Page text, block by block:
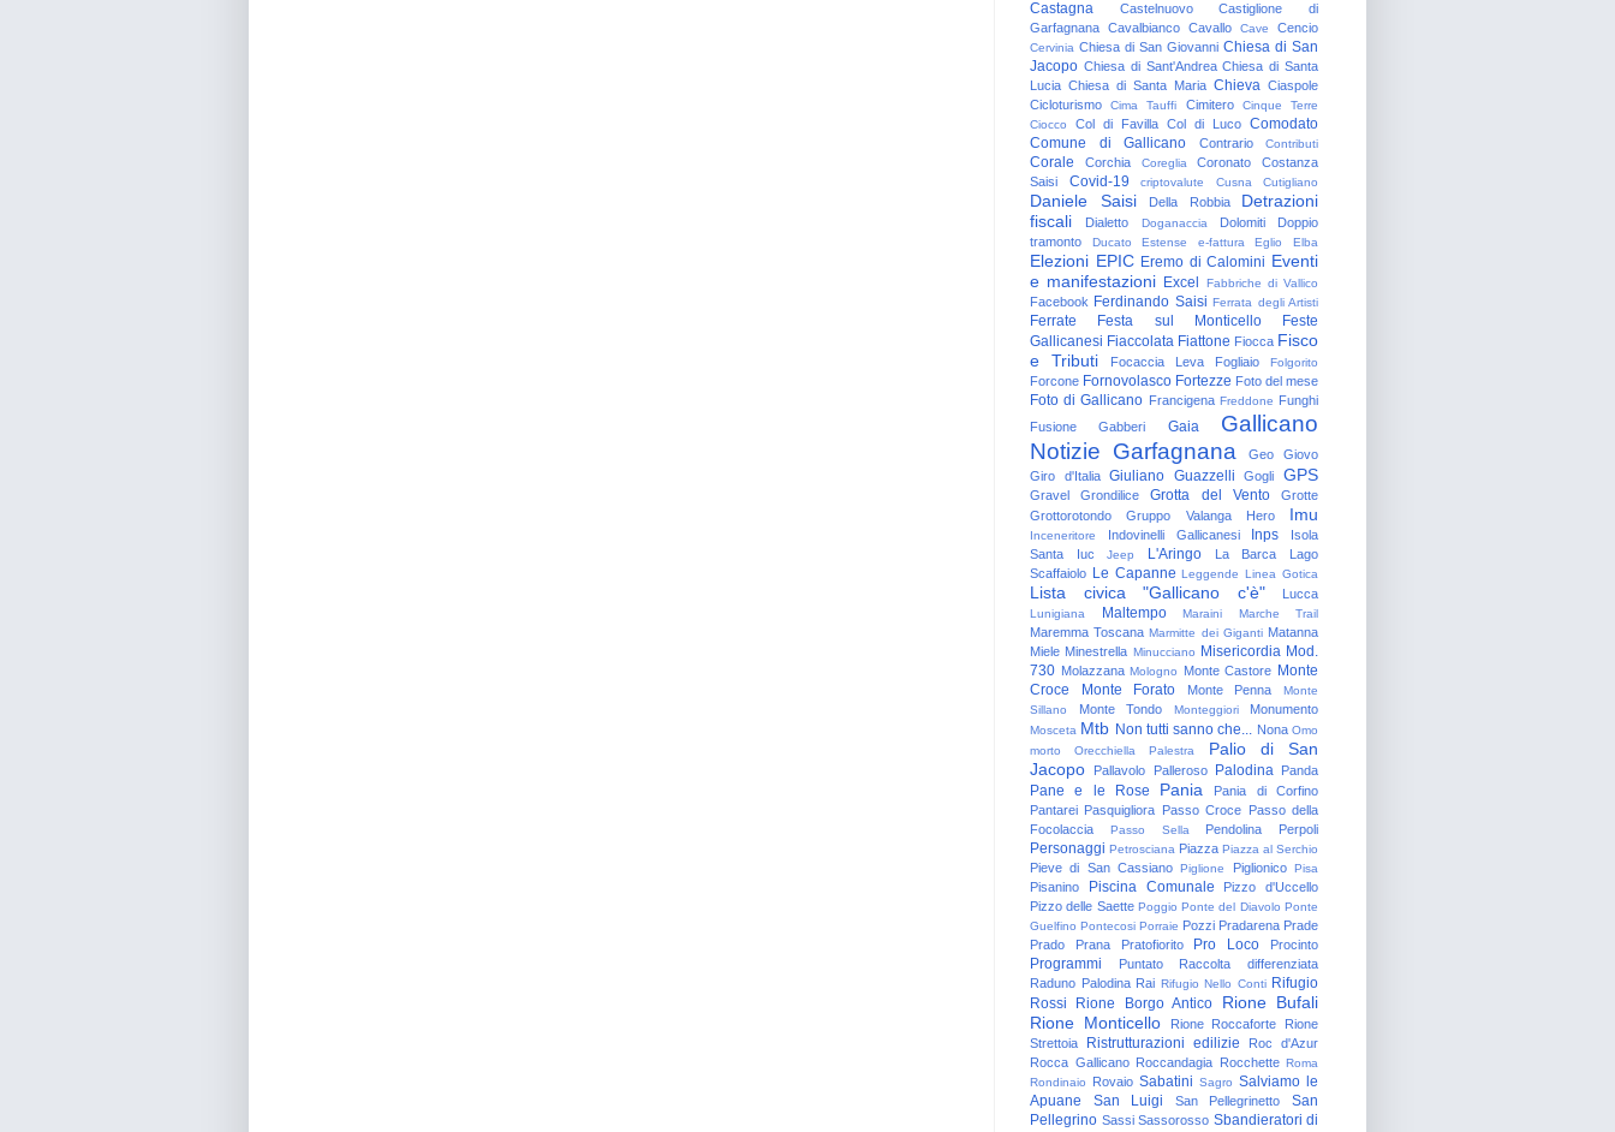
Castagna Castelnuovo
Castiglione di
Garfagnana Cavalbianco Cavallo Cave Cencio
Cervinia Chiesa di San Giovanni Chiesa di San
Jacopo Chiesa di Sant'Andrea Chiesa di Santa
Lucia Chiesa di Santa Maria Chieva Ciaspole
Cicloturismo
Cima Tauffi Cimitero
Cinque Terre
Ciocco
Col di Favilla Col di Luco Comodato
Comune di Gallicano
Contrario Contributi
Corale Corchia Coreglia Coronato
Costanza
Saisi
Covid-19 criptovalute Cusna Cutigliano
Daniele Saisi Della Robbia
Detrazioni
fiscali
Dialetto Doganaccia Dolomiti
Doppio
tramonto
Ducato Estense e-fattura Eglio Elba
Elezioni EPIC Eremo di Calomini Eventi
e manifestazioni Excel Fabbriche di Vallico
Facebook Ferdinando Saisi Ferrata degli Artisti
Ferrate Festa sul Monticello
Feste
Gallicanesi Fiaccolata Fiattone Fiocca Fisco
e Tributi
Focaccia Leva Fogliaio Folgorito
Forcone Fornovolasco Fortezze Foto del mese
Foto di Gallicano Francigena Freddone Funghi
Fusione
Gabberi Gaia
Gallicano
Notizie Garfagnana Geo
Giovo
Giro d'Italia
Giuliano Guazzelli Gogli GPS
Gravel Grondilice Grotta del Vento
Grotte
Grottorotondo
Gruppo Valanga Hero Imu
Inceneritore Indovinelli Gallicanesi Inps
Isola
Santa
Iuc Jeep L'Aringo La Barca
Lago
Scaffaiolo Le Capanne Leggende Linea Gotica
Lista civica "Gallicano c'è" Lucca
Lunigiana Maltempo Maraini Marche Trail
Maremma Toscana Marmitte dei Giganti Matanna
Miele Minestrella Minucciano Misericordia Mod.
730 Molazzana Mologno Monte Castore Monte
Croce
Monte Forato Monte Penna
Monte
Sillano
Monte Tondo Monteggiori Monumento
Mosceta Mtb Non tutti sanno che... Nona Omo
morto
Orecchiella Palestra
Palio di San
Jacopo
Pallavolo Palleroso Palodina Panda
Pane e le Rose Pania
Pania di Corfino
Pantarei Pasquigliora Passo Croce Passo della
Focolaccia
Passo Sella Pendolina Perpoli
Personaggi Petrosciana Piazza Piazza al Serchio
Pieve di San Cassiano Piglione Piglionico Pisa
Pisanino Piscina Comunale
Pizzo d'Uccello
Pizzo delle Saette Poggio Ponte del Diavolo Ponte
Guelfino Pontecosi Porraie Pozzi Pradarena Prade
Prado
Prana Pratofiorito Pro Loco Procinto
Programmi Puntato
Raccolta differenziata
Raduno Palodina Rai Rifugio Nello Conti Rifugio
Rossi
Rione Borgo Antico
Rione Bufali
Rione Monticello
Rione Roccaforte
Rione
Strettoia
Ristrutturazioni edilizie
Roc d'Azur
Rocca Gallicano Roccandagia Rocchette Roma
Rondinaio
Rovaio Sabatini Sagro Salviamo le
Apuane
San Luigi San Pellegrinetto
San
Pellegrino Sassi Sassorosso Sbandieratori di